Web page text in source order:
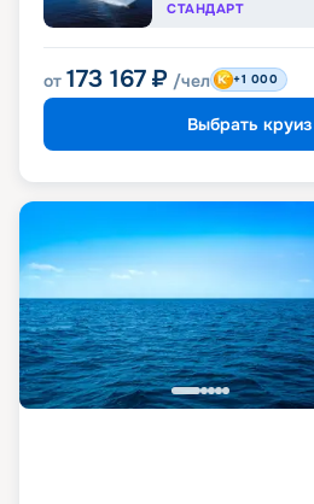
СТАНДАРТ
от 173 167 ₽ /чел +1 000
Выбрать круиз